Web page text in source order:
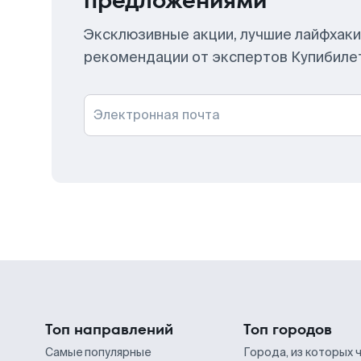
Эксклюзивные акции, лучшие
рекомендации от экспертов
Электронная почта
Топ направлений
Самые популярные
Топ городов
Города, из которых